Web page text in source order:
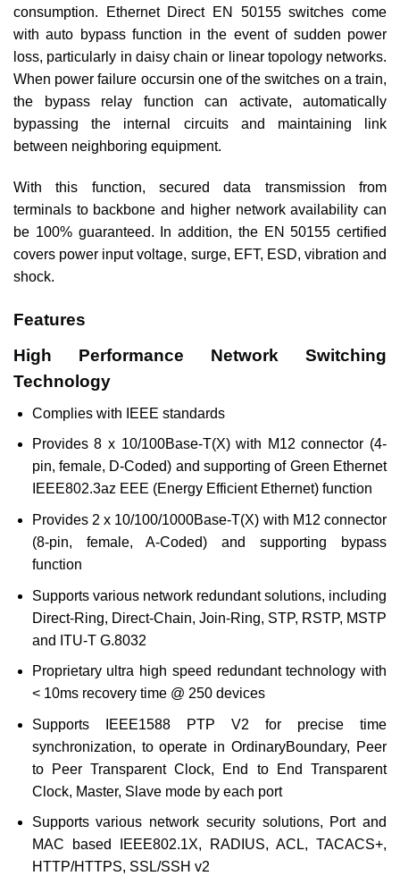
consumption. Ethernet Direct EN 50155 switches come
with auto bypass function in the event of sudden power
loss, particularly in daisy chain or linear topology networks.
When power failure occursin one of the switches on a train,
the bypass relay function can activate, automatically
bypassing the internal circuits and maintaining link
between neighboring equipment.
With this function, secured data transmission from
terminals to backbone and higher network availability can
be 100% guaranteed. In addition, the EN 50155 certified
covers power input voltage, surge, EFT, ESD, vibration and
shock.
Features
High Performance Network Switching
Technology
Complies with IEEE standards
Provides 8 x 10/100Base-T(X) with M12 connector (4-
pin, female, D-Coded) and supporting of Green Ethernet
IEEE802.3az EEE (Energy Efficient Ethernet) function
Provides 2 x 10/100/1000Base-T(X) with M12 connector
(8-pin, female, A-Coded) and supporting bypass
function
Supports various network redundant solutions, including
Direct-Ring, Direct-Chain, Join-Ring, STP, RSTP, MSTP
and ITU-T G.8032
Proprietary ultra high speed redundant technology with
< 10ms recovery time @ 250 devices
Supports IEEE1588 PTP V2 for precise time
synchronization, to operate in OrdinaryBoundary, Peer
to Peer Transparent Clock, End to End Transparent
Clock, Master, Slave mode by each port
Supports various network security solutions, Port and
MAC based IEEE802.1X, RADIUS, ACL, TACACS+,
HTTP/HTTPS, SSL/SSH v2